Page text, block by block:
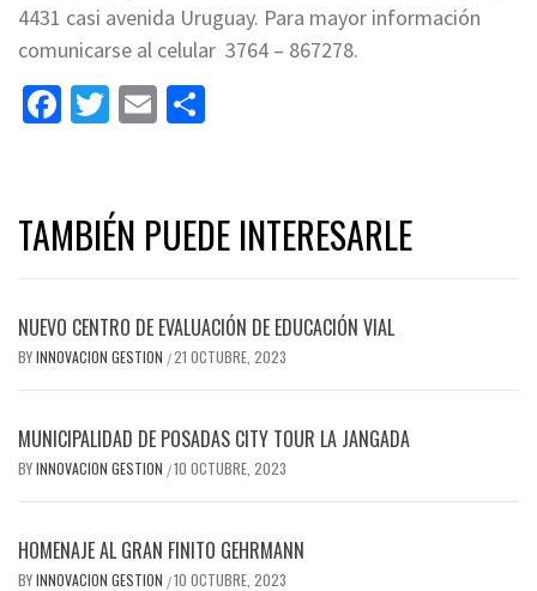
4431 casi avenida Uruguay. Para mayor información
comunicarse al celular 3764 – 867278.
Facebook
Twitter
Email
TAMBIÉN PUEDE INTERESARLE
NUEVO CENTRO DE EVALUACIÓN DE EDUCACIÓN VIAL
BYINNOVACION GESTION /21 OCTUBRE, 2023
MUNICIPALIDAD DE POSADAS CITY TOUR LA JANGADA
BYINNOVACION GESTION /10 OCTUBRE, 2023
HOMENAJE AL GRAN FINITO GEHRMANN
BYINNOVACION GESTION /10 OCTUBRE, 2023